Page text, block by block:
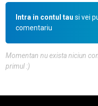
Intra in contul tau si vei
comentariu
Momentan nu exista niciun
primul :)